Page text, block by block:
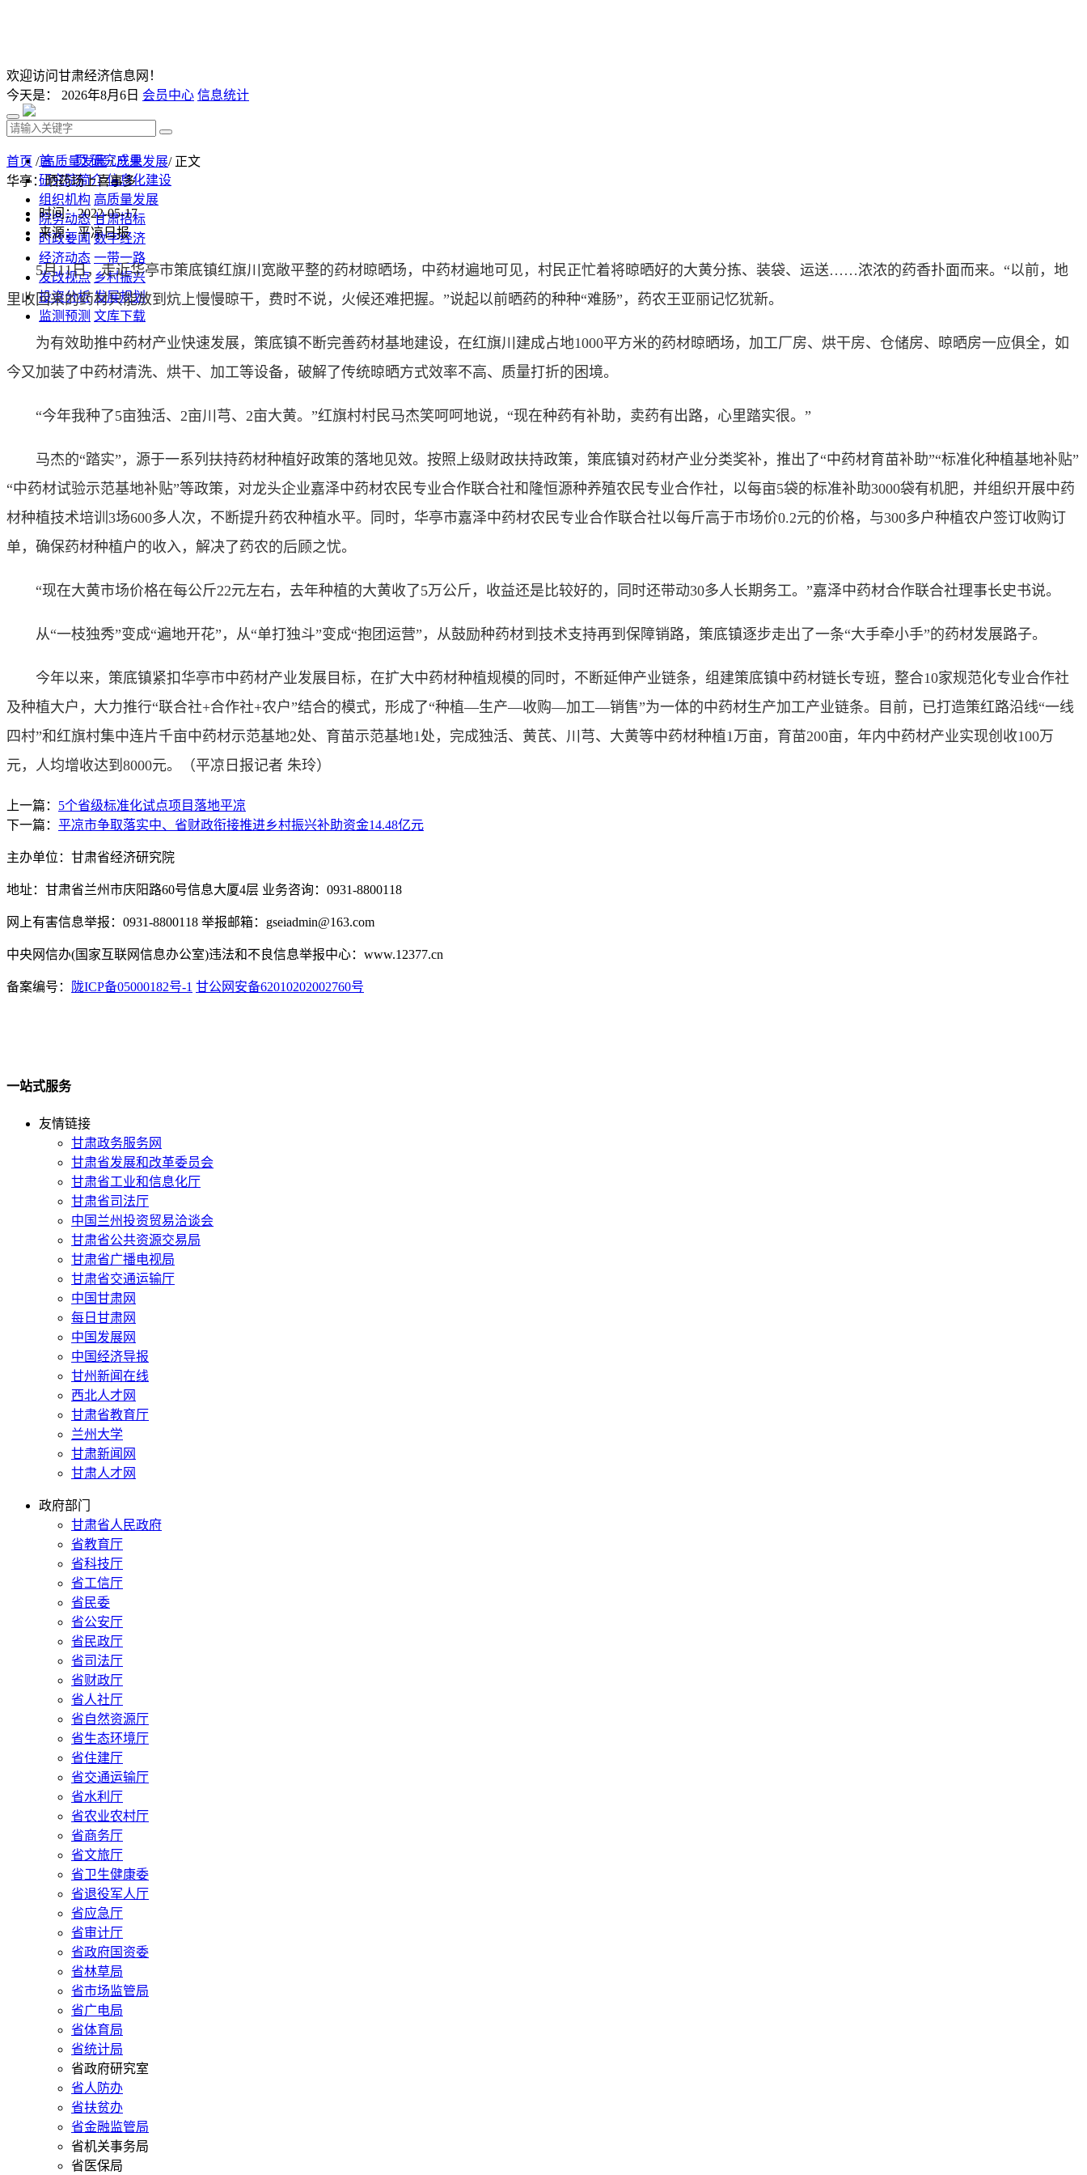
欢迎访问甘肃经济信息网！
今天是： 2026年8月6日 会员中心 信息统计
首 页 研究成果
研究院简介 信息化建设
组织机构 高质量发展
院务动态 甘肃招标
时政要闻 数字经济
经济动态 一带一路
发改视点 乡村振兴
投资分析 发展规划
监测预测 文库下载
首页 /高质量发展/产业发展/ 正文
华亭：晒药场上喜事多
时间：2022-05-17
来源：平凉日报
5月11日，走近华亭市策底镇红旗川宽敞平整的药材晾晒场，中药材遍地可见，村民正忙着将晾晒好的大黄分拣、装袋、运送……浓浓的药香扑面而来。“以前，地
里收回来的药材只能放到炕上慢慢晾干，费时不说，火候还难把握。”说起以前晒药的种种“难肠”，药农王亚丽记忆犹新。
为有效助推中药材产业快速发展，策底镇不断完善药材基地建设，在红旗川建成占地1000平方米的药材晾晒场，加工厂房、烘干房、仓储房、晾晒房一应俱全，如
今又加装了中药材清洗、烘干、加工等设备，破解了传统晾晒方式效率不高、质量打折的困境。
“今年我种了5亩独活、2亩川芎、2亩大黄。”红旗村村民马杰笑呵呵地说，“现在种药有补助，卖药有出路，心里踏实很。”
马杰的“踏实”，源于一系列扶持药材种植好政策的落地见效。按照上级财政扶持政策，策底镇对药材产业分类奖补，推出了“中药材育苗补助”“标准化种植基地补贴”
“中药材试验示范基地补贴”等政策，对龙头企业嘉泽中药材农民专业合作联合社和隆恒源种养殖农民专业合作社，以每亩5袋的标准补助3000袋有机肥，并组织开展中药
材种植技术培训3场600多人次，不断提升药农种植水平。同时，华亭市嘉泽中药材农民专业合作联合社以每斤高于市场价0.2元的价格，与300多户种植农户签订收购订
单，确保药材种植户的收入，解决了药农的后顾之忧。
“现在大黄市场价格在每公斤22元左右，去年种植的大黄收了5万公斤，收益还是比较好的，同时还带动30多人长期务工。”嘉泽中药材合作联合社理事长史书说。
从“一枝独秀”变成“遍地开花”，从“单打独斗”变成“抱团运营”，从鼓励种药材到技术支持再到保障销路，策底镇逐步走出了一条“大手牵小手”的药材发展路子。
今年以来，策底镇紧扣华亭市中药材产业发展目标，在扩大中药材种植规模的同时，不断延伸产业链条，组建策底镇中药材链长专班，整合10家规范化专业合作社
及种植大户，大力推行“联合社+合作社+农户”结合的模式，形成了“种植—生产—收购—加工—销售”为一体的中药材生产加工产业链条。目前，已打造策红路沿线“一线
四村”和红旗村集中连片千亩中药材示范基地2处、育苗示范基地1处，完成独活、黄芪、川芎、大黄等中药材种植1万亩，育苗200亩，年内中药材产业实现创收100万
元，人均增收达到8000元。（平凉日报记者 朱玲）
上一篇： 5个省级标准化试点项目落地平凉
下一篇： 平凉市争取落实中、省财政衔接推进乡村振兴补助资金14.48亿元
主办单位：甘肃省经济研究院
地址：甘肃省兰州市庆阳路60号信息大厦4层 业务咨询：0931-8800118
网上有害信息举报：0931-8800118 举报邮箱：gseiadmin@163.com
中央网信办(国家互联网信息办公室)违法和不良信息举报中心：www.12377.cn
备案编号： 陇ICP备05000182号-1 甘公网安备62010202002760号
一站式服务
友情链接
甘肃政务服务网
甘肃省发展和改革委员会
甘肃省工业和信息化厅
甘肃省司法厅
中国兰州投资贸易洽谈会
甘肃省公共资源交易局
甘肃省广播电视局
甘肃省交通运输厅
中国甘肃网
每日甘肃网
中国发展网
中国经济导报
甘州新闻在线
西北人才网
甘肃省教育厅
兰州大学
甘肃新闻网
甘肃人才网
政府部门
甘肃省人民政府
省教育厅
省科技厅
省工信厅
省民委
省公安厅
省民政厅
省司法厅
省财政厅
省人社厅
省自然资源厅
省生态环境厅
省住建厅
省交通运输厅
省水利厅
省农业农村厅
省商务厅
省文旅厅
省卫生健康委
省退役军人厅
省应急厅
省审计厅
省政府国资委
省林草局
省市场监管局
省广电局
省体育局
省统计局
省政府研究室
省人防办
省扶贫办
省金融监管局
省机关事务局
省医保局